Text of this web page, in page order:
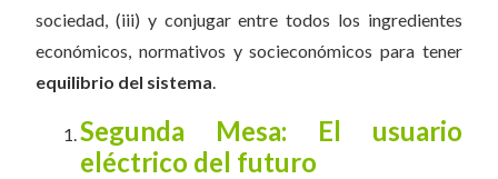
sociedad, (iii) y conjugar entre todos los ingredientes
económicos, normativos y socieconómicos para tener
equilibrio del sistema
Segunda Mesa: El usuario
eléctrico del futuro